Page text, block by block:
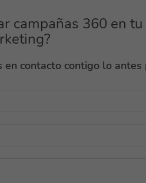
campañas 360 en
contacto contigo lo antes